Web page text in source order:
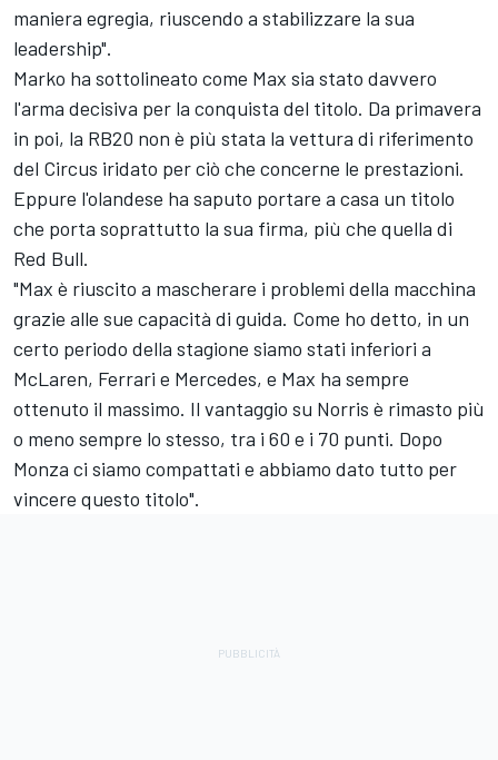
maniera egregia, riuscendo a stabilizzare la sua
leadership".
Marko ha sottolineato come Max sia stato davvero
l'arma decisiva per la conquista del titolo. Da primavera
in poi, la RB20 non è più stata la vettura di riferimento
del Circus iridato per ciò che concerne le prestazioni.
Eppure l'olandese ha saputo portare a casa un titolo
che porta soprattutto la sua firma, più che quella di
Red Bull.
"Max è riuscito a mascherare i problemi della macchina
grazie alle sue capacità di guida. Come ho detto, in un
certo periodo della stagione siamo stati inferiori a
McLaren, Ferrari e Mercedes, e Max ha sempre
ottenuto il massimo. Il vantaggio su Norris è rimasto più
o meno sempre lo stesso, tra i 60 e i 70 punti. Dopo
Monza ci siamo compattati e abbiamo dato tutto per
vincere questo titolo".